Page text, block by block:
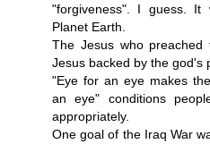
"forgiveness". I guess.
Planet Earth.
The Jesus who preached
Jesus backed by the god's
"Eye for an eye makes
an eye" conditions
appropriately.
One goal of the Iraq War